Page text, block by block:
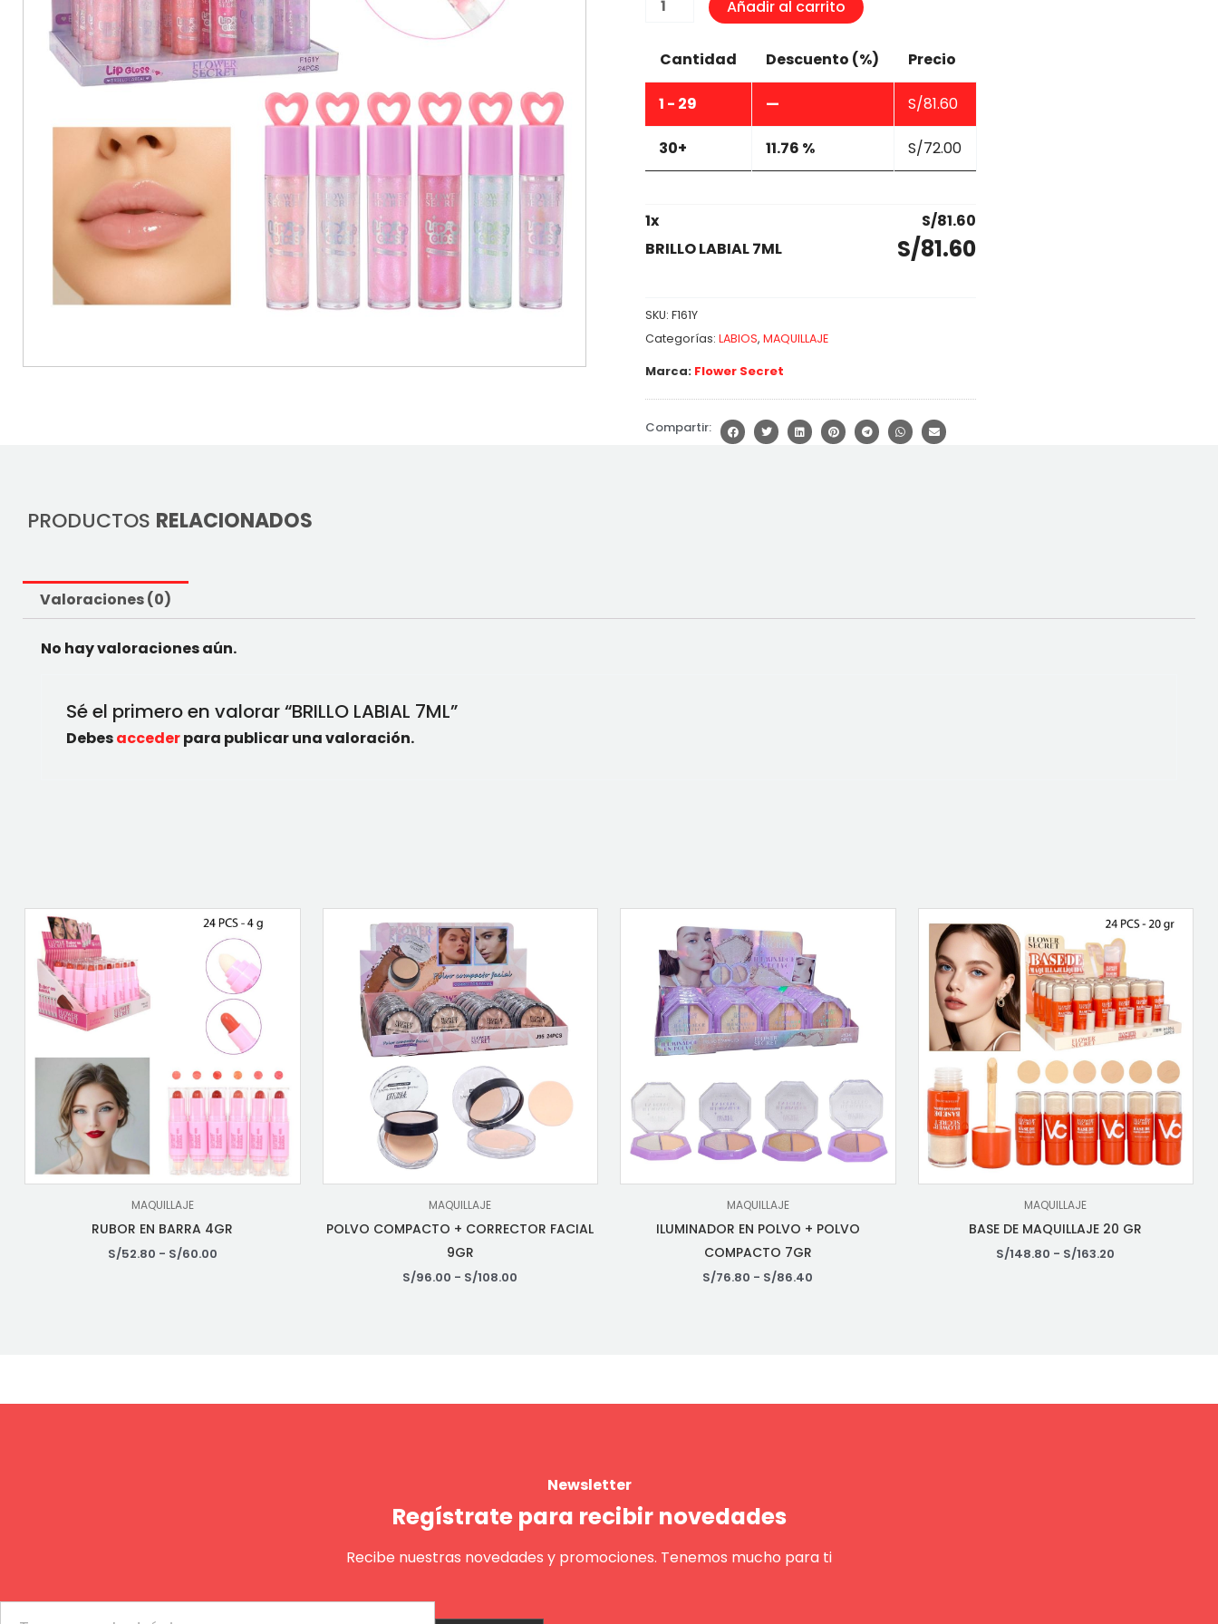
cantidad
Añadir al carrito
Cantidad Descuento (%) Precio
1 - 29 — S/81.60
30+ 11.76 % S/72.00
1x S/81.60
BRILLO LABIAL 7ML
S/81.60
SKU: F161Y
Categorías: LABIOS, MAQUILLAJE
Marca: Flower Secret
Compartir:
PRODUCTOS RELACIONADOS
Valoraciones (0)
No hay valoraciones aún.
Sé el primero en valorar “BRILLO LABIAL 7ML”
Debesaccederpara publicar una valoración.
MAQUILLAJE
RUBOR EN BARRA 4GR
S/52.80 - S/60.00
MAQUILLAJE
POLVO COMPACTO + CORRECTOR FACIAL
9GR
S/96.00 - S/108.00
MAQUILLAJE
ILUMINADOR EN POLVO + POLVO
COMPACTO 7GR
S/76.80 - S/86.40
MAQUILLAJE
BASE DE MAQUILLAJE 20 GR
S/148.80 - S/163.20
Newsletter
Regístrate para recibir novedades
Recibe nuestras novedades y promociones. Tenemos mucho para ti
Enviar